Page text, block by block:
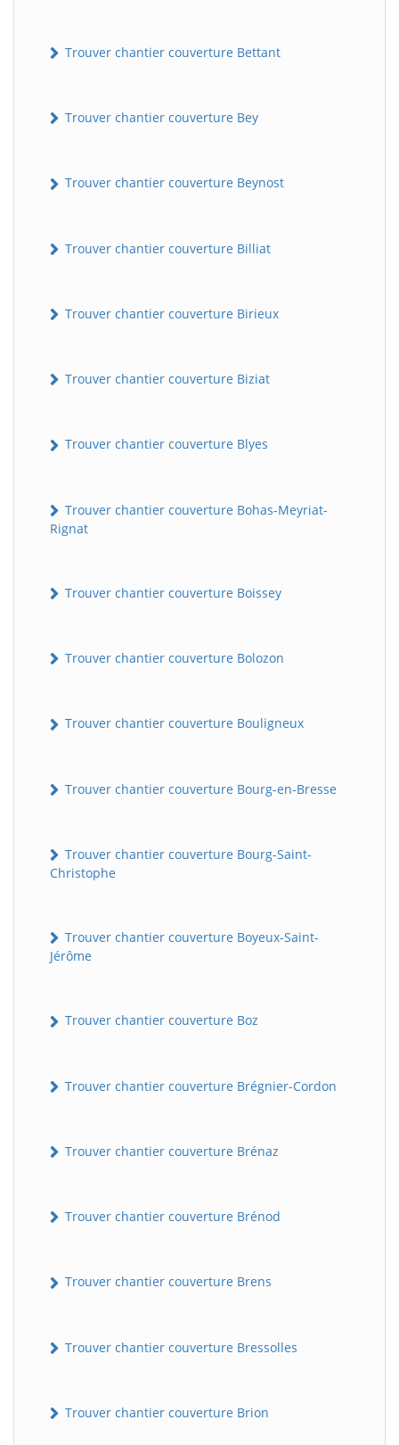
Trouver chantier couverture Bettant
Trouver chantier couverture Bey
Trouver chantier couverture Beynost
Trouver chantier couverture Billiat
Trouver chantier couverture Birieux
Trouver chantier couverture Biziat
Trouver chantier couverture Blyes
Trouver chantier couverture Bohas-Meyriat-
Rignat
Trouver chantier couverture Boissey
Trouver chantier couverture Bolozon
Trouver chantier couverture Bouligneux
Trouver chantier couverture Bourg-en-Bresse
Trouver chantier couverture Bourg-Saint-
Christophe
Trouver chantier couverture Boyeux-Saint-
Jérôme
Trouver chantier couverture Boz
Trouver chantier couverture Brégnier-Cordon
Trouver chantier couverture Brénaz
Trouver chantier couverture Brénod
Trouver chantier couverture Brens
Trouver chantier couverture Bressolles
Trouver chantier couverture Brion